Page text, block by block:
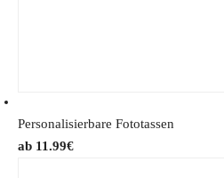
Personalisierbare Fototassen
11.99€